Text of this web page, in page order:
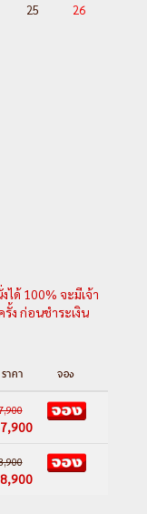
บสถ์สเวทิ
ห่งชีวิต -
- ป้อมนาริ
ย์
บิลิซี - ทบิ
มบิน
25 26
ด้ 100% จะมีเจ้า
ก่อนชำระเงิน
ราคา จอง